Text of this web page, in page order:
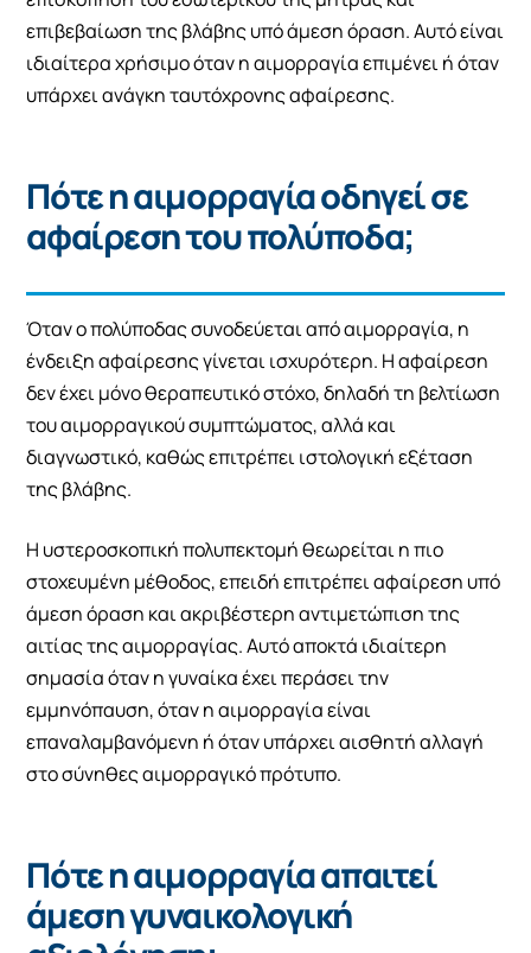
επιβεβαίωση της βλάβης υπό άμεση όραση. Αυτό είναι
ιδιαίτερα χρήσιμο όταν η αιμορραγία επιμένει ή όταν
υπάρχει ανάγκη ταυτόχρονης αφαίρεσης.
Πότε η αιμορραγία οδηγεί σε
αφαίρεση του πολύποδα;
Όταν ο πολύποδας συνοδεύεται από αιμορραγία, η
ένδειξη αφαίρεσης γίνεται ισχυρότερη. Η αφαίρεση
δεν έχει μόνο θεραπευτικό στόχο, δηλαδή τη βελτίωση
του αιμορραγικού συμπτώματος, αλλά και
διαγνωστικό, καθώς επιτρέπει ιστολογική εξέταση
της βλάβης.
Η υστεροσκοπική πολυπεκτομή θεωρείται η πιο
στοχευμένη μέθοδος, επειδή επιτρέπει αφαίρεση υπό
άμεση όραση και ακριβέστερη αντιμετώπιση της
αιτίας της αιμορραγίας. Αυτό αποκτά ιδιαίτερη
σημασία όταν η γυναίκα έχει περάσει την
εμμηνόπαυση, όταν η αιμορραγία είναι
επαναλαμβανόμενη ή όταν υπάρχει αισθητή αλλαγή
στο σύνηθες αιμορραγικό πρότυπο.
Πότε η αιμορραγία απαιτεί
άμεση γυναικολογική